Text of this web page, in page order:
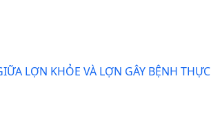
LỢN KHỎE VÀ LỢN GÂY BỆNH THỰC